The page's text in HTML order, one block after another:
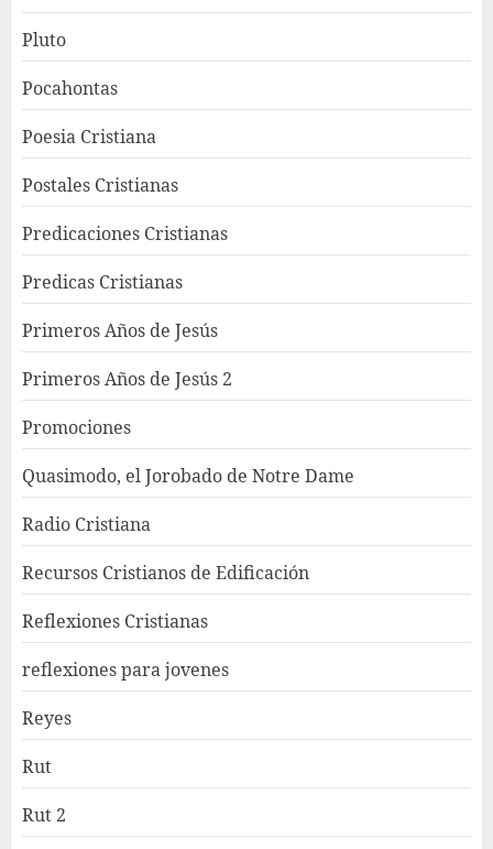
Pluto
Pocahontas
Poesia Cristiana
Postales Cristianas
Predicaciones Cristianas
Predicas Cristianas
Primeros Años de Jesús
Primeros Años de Jesús 2
Promociones
Quasimodo, el Jorobado de Notre Dame
Radio Cristiana
Recursos Cristianos de Edificación
Reflexiones Cristianas
reflexiones para jovenes
Reyes
Rut
Rut 2